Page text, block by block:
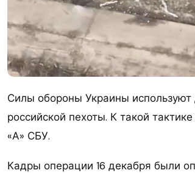
Силы обороны Украины
российской пехоты. К такой
«А» СБУ.
Кадры операции 16 декабря были